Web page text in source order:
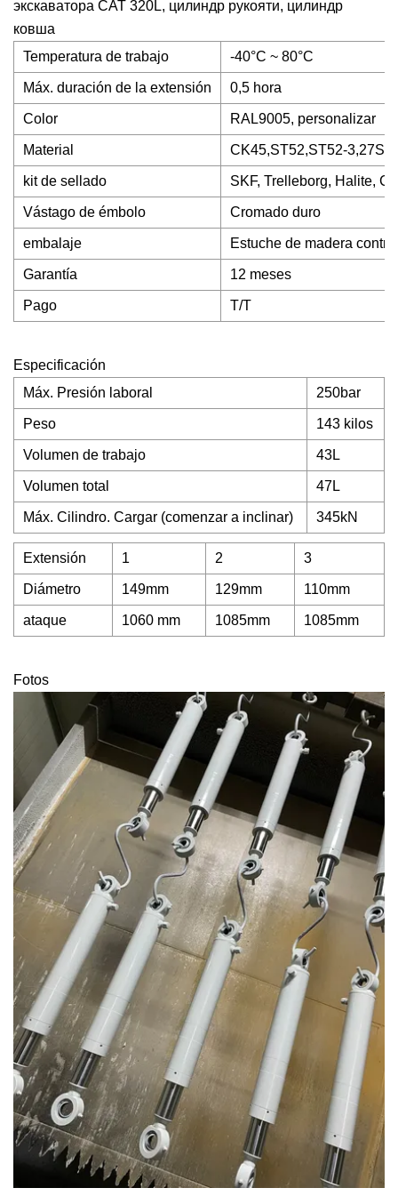
экскаватора CAT 320L, цилиндр рукояти, цилиндр
ковша
Temperatura de trabajo
-40°C ~ 80°C
Máx. duración de la extensión 0,5 hora
Color RAL9005, personalizar
Material CK45,ST52,ST52-
kit de sellado SKF, Trelleborg, Halite,
Vástago de émbolo Cromado duro
embalaje Estuche de madera
Garantía 12 meses
Pago T/T
Especificación
Máx. Presión laboral
250bar
Peso 143 kilos
Volumen de trabajo 43L
Volumen total 47L
Máx. Cilindro. Cargar (comenzar a inclinar) 345kN
Extensión 1 2 3
Diámetro 149mm 129mm 110mm
ataque 1060 mm 1085mm 1085mm
Fotos